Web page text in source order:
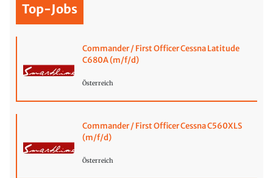
Top-Jobs
Commander / First Officer Cessna Latitude
C680A (m/f/d)
Österreich
Commander / First Officer Cessna C560XLS
(m/f/d)
Österreich